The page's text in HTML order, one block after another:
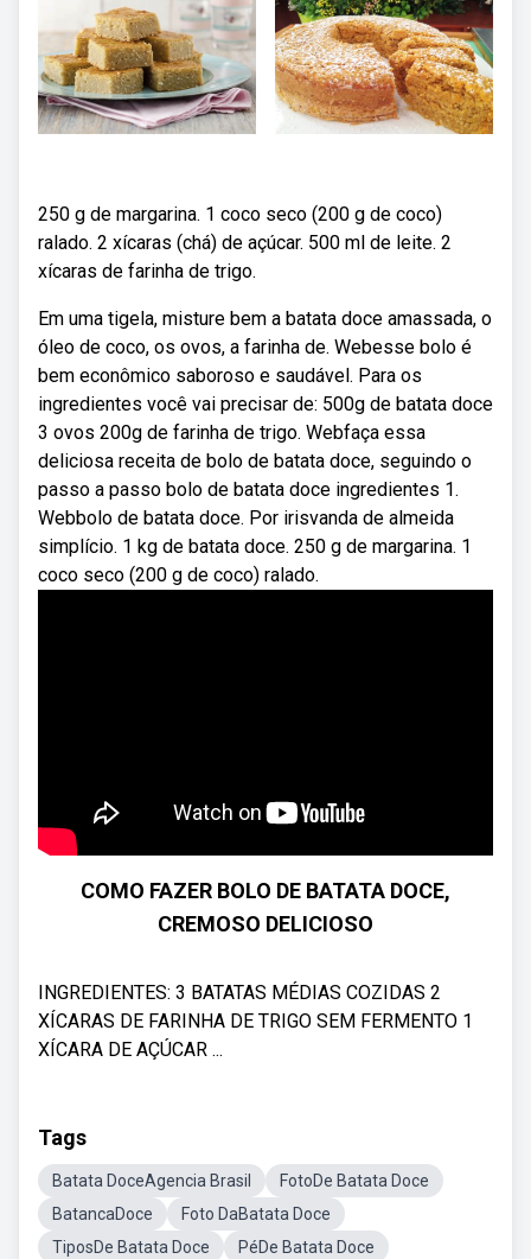
250 g de margarina. 1 coco seco (200 g de coco)
ralado. 2 xícaras (chá) de açúcar. 500 ml de leite. 2
xícaras de farinha de trigo.
Em uma tigela, misture bem a batata doce amassada, o
óleo de coco, os ovos, a farinha de. Webesse bolo é
bem econômico saboroso e saudável. Para os
ingredientes você vai precisar de: 500g de batata doce
3 ovos 200g de farinha de trigo. Webfaça essa
deliciosa receita de bolo de batata doce, seguindo o
passo a passo bolo de batata doce ingredientes 1.
Webbolo de batata doce. Por irisvanda de almeida
simplício. 1 kg de batata doce. 250 g de margarina. 1
coco seco (200 g de coco) ralado.
COMO FAZER BOLO DE BATATA DOCE,
CREMOSO DELICIOSO
INGREDIENTES: 3 BATATAS MÉDIAS COZIDAS 2
XÍCARAS DE FARINHA DE TRIGO SEM FERMENTO 1
XÍCARA DE AÇÚCAR ...
Tags
Batata DoceAgencia Brasil
FotoDe Batata Doce
BatancaDoce
Foto DaBatata Doce
TiposDe Batata Doce
PéDe Batata Doce